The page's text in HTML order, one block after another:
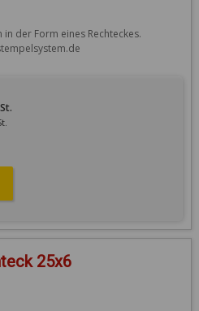
der Form eines Rechteckes.
25x6